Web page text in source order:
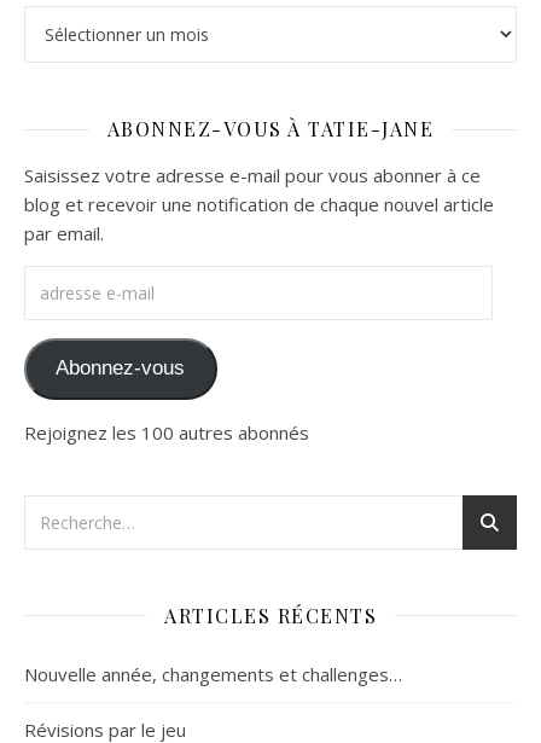
ABONNEZ-VOUS À TATIE-JANE
Saisissez votre adresse e-mail pour vous abonner à ce
blog et recevoir une notification de chaque nouvel article
par email.
Abonnez-vous
Rejoignez les 100 autres abonnés
ARTICLES RÉCENTS
Nouvelle année, changements et challenges…
Révisions par le jeu